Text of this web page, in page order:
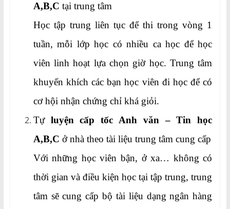
A,B,C tại trung tâm
Học tập trung liên tục để thi trong vòng 1
tuần, mỗi lớp học có nhiều ca học để học
viên linh hoạt lựa chọn giờ học. Trung tâm
khuyến khích các bạn học viên đi học để có
cơ hội nhận chứng chỉ khá giỏi.
Tự luyện cấp tốc Anh văn – Tin học
A,B,C ở nhà theo tài liệu trung tâm cung cấp
Với những học viên bận, ở xa… không có
thời gian và điều kiện học tại tập trung, trung
tâm sẽ cung cấp bộ tài liệu dạng ngân hàng